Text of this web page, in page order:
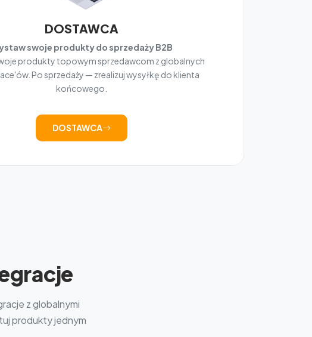
DOSTAWCA
swoje produkty do sprzedaży B2B
produkty topowym sprzedawcom z globalnych
Po sprzedaży — zrealizuj wysyłkę do klienta
końcowego.
DOSTAWCA
z globalnymi
produkty jednym